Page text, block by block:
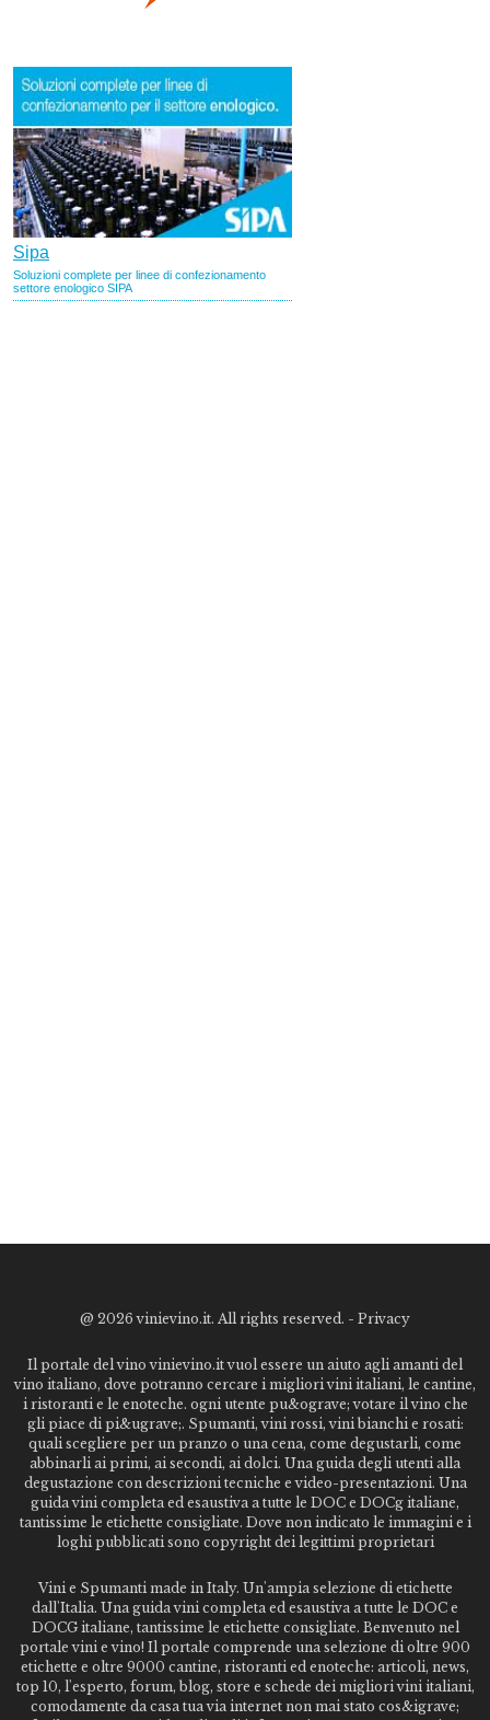
@ 2026 vinievino.it. All rights reserved. - Privacy
Il portale del vino vinievino.it vuol essere un aiuto agli amanti del
vino italiano, dove potranno cercare i migliori vini italiani, le cantine,
i ristoranti e le enoteche. ogni utente pu&ograve; votare il vino che
gli piace di pi&ugrave;. Spumanti, vini rossi, vini bianchi e rosati:
quali scegliere per un pranzo o una cena, come degustarli, come
abbinarli ai primi, ai secondi, ai dolci. Una guida degli utenti alla
degustazione con descrizioni tecniche e video-presentazioni. Una
guida vini completa ed esaustiva a tutte le DOC e DOCg italiane,
tantissime le etichette consigliate. Dove non indicato le immagini e i
loghi pubblicati sono copyright dei legittimi proprietari
Vini e Spumanti made in Italy. Un'ampia selezione di etichette
dall'Italia. Una guida vini completa ed esaustiva a tutte le DOC e
DOCG italiane, tantissime le etichette consigliate. Benvenuto nel
portale vini e vino! Il portale comprende una selezione di oltre 900
etichette e oltre 9000 cantine, ristoranti ed enoteche: articoli, news,
top 10, l'esperto, forum, blog, store e schede dei migliori vini italiani,
comodamente da casa tua via internet non mai stato cos&igrave;